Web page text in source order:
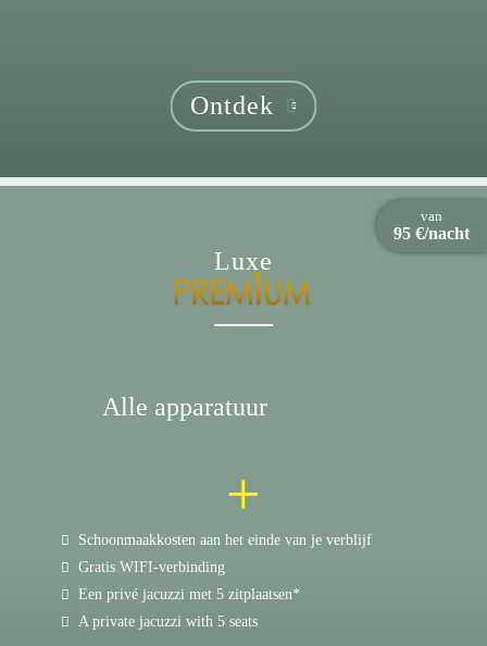
Ontdek
Luxe
Alle apparatuur
+
Schoonmaakkosten aan het einde van je verblijf
Gratis WIFI-verbinding
Een privé jacuzzi met 5 zitplaatsen*
A private jacuzzi with 5 seats
van
95 €/nacht